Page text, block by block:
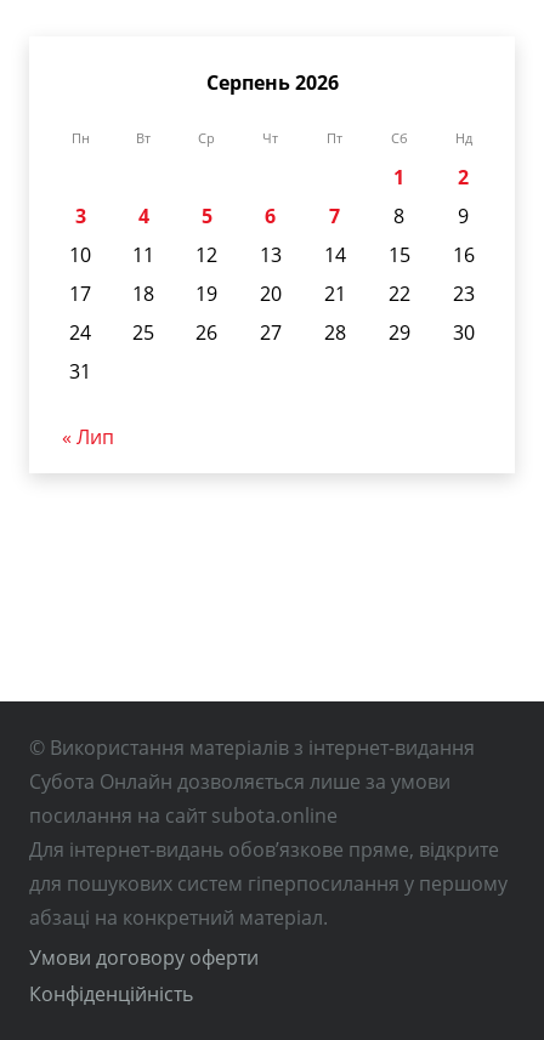
Серпень 2026
Пн Вт Ср Чт Пт Сб Нд
1
2
3
4 5 6 7 8
9
10
11 12 13 14 15
16
17
18 19 20 21 22
23
24
25 26 27 28 29
30
31
« Лип
© Використання матеріалів з інтернет-видання
Субота Онлайн дозволяється лише за умови
посилання на сайт subota.online
Для інтернет-видань обов’язкове пряме, відкрите
для пошукових систем гіперпосилання у першому
абзаці на конкретний матеріал.
Умови договору оферти
Конфіденційність